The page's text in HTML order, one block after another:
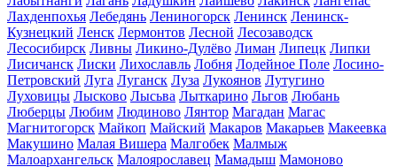
Лахденпохья Лебедянь Лениногорск Ленинск Ленинск-
Кузнецкий Ленск Лермонтов Лесной Лесозаводск
Лесосибирск Ливны Ликино-Дулёво Лиман Липецк Липки
Лисичанск Лиски Лихославль Лобня Лодейное Поле Лосино-
Петровский Луга Луганск Луза Лукоянов Лутугино
Луховицы Лысково Лысьва Лыткарино Льгов Любань
Люберцы Любим Людиново Лянтор Магадан Магас
Магнитогорск Майкоп Майский Макаров Макарьев Макеевка
Макушино Малая Вишера Малгобек Малмыж
Малоархангельск Малоярославец Мамадыш Мамоново